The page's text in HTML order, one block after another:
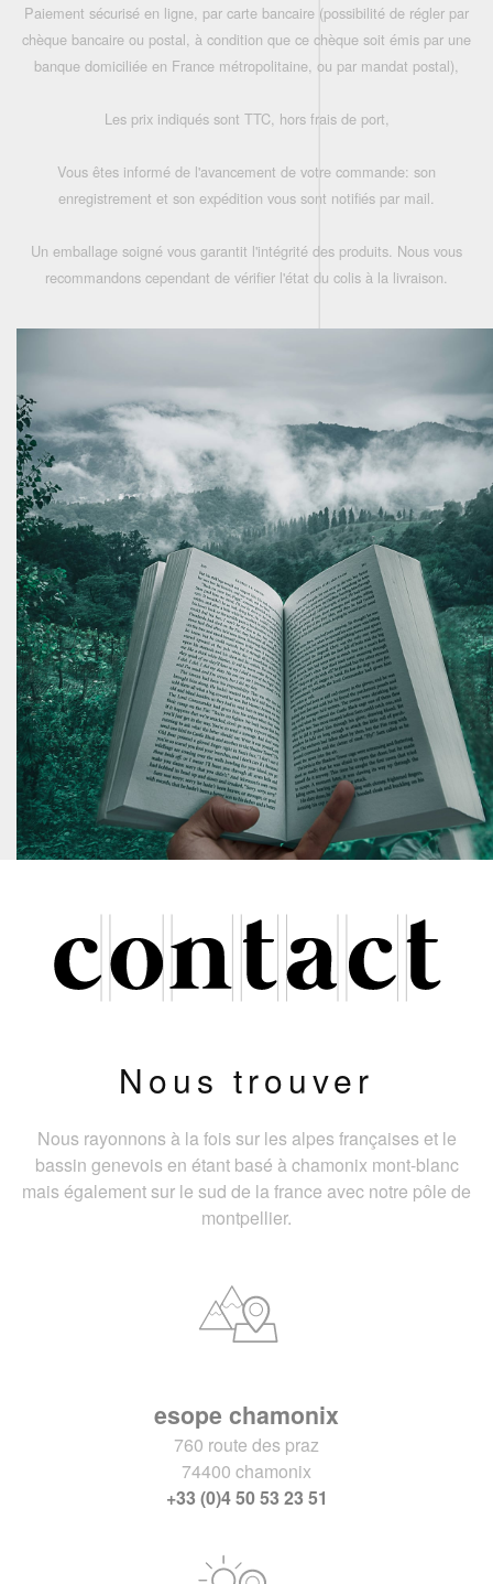
Paiement sécurisé en ligne, par carte bancaire (possibilité de régler par
chèque bancaire ou postal, à condition que ce chèque soit émis par une
banque domiciliée en France métropolitaine, ou par mandat postal),
Les prix indiqués sont TTC, hors frais de port,
Vous êtes informé de l'avancement de votre commande: son
enregistrement et son expédition vous sont notifiés par mail.
Un emballage soigné vous garantit l'intégrité des produits. Nous vous
recommandons cependant de vérifier l'état du colis à la livraison.
Nous trouver
Nous rayonnons à la fois sur les alpes françaises et le
bassin genevois en étant basé à chamonix mont-blanc
mais également sur le sud de la france avec notre pôle de
montpellier.
esope chamonix
760 route des praz
74400 chamonix
+33 (0)4 50 53 23 51